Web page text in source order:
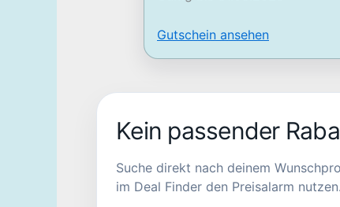
Gutschein ansehen
Kein passender
Suche direkt nach deinem
im Deal Finder den Preisalarm nutzen.